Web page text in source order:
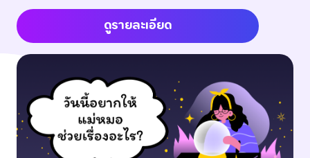
ดูรายละเอียด